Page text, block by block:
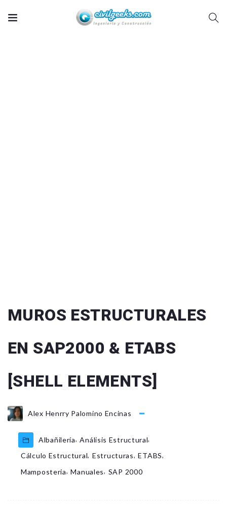
MUROS ESTRUCTURALES
EN SAP2000 & ETABS
[SHELL ELEMENTS]
Alex Henrry Palomino Encinas
Albañilería, Análisis Estructural,
Cálculo Estructural, Estructuras, ETABS,
Mamposteria, Manuales, SAP 2000